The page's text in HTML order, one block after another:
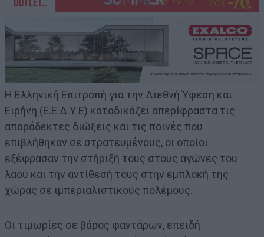
Η Ελληνική Επιτροπή για την Διεθνή Ύφεση και
Ειρήνη (Ε.Ε.Δ.Υ.Ε) καταδικάζει απερίφραστα τις
απαράδεκτες διώξεις και τις ποινές που
επιβλήθηκαν σε στρατευμένους, οι οποίοι
εξέφρασαν την στήριξή τους στους αγώνες του
λαού και την αντίθεσή τους στην εμπλοκή της
χώρας σε ιμπεριαλιστικούς πολέμους.
Οι τιμωρίες σε βάρος φαντάρων, επειδή